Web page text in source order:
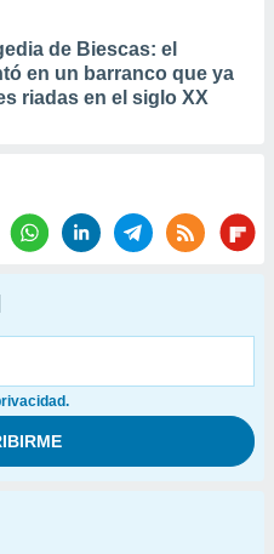
de Biescas: el
en un barranco que ya
riadas en el siglo XX